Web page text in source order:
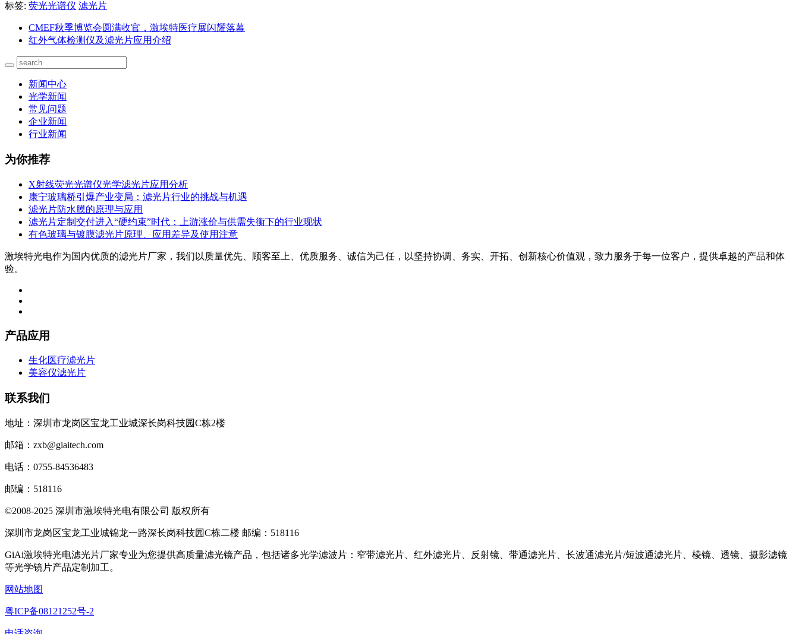
标签: 荧光光谱仪 滤光片
CMEF秋季博览会圆满收官，激埃特医疗展闪耀落幕
红外气体检测仪及滤光片应用介绍
新闻中心
光学新闻
常见问题
企业新闻
行业新闻
为你推荐
X射线荧光光谱仪光学滤光片应用分析
康宁玻璃桥引爆产业变局：滤光片行业的挑战与机遇
滤光片防水膜的原理与应用
滤光片定制交付进入“硬约束”时代：上游涨价与供需失衡下的行业现状
有色玻璃与镀膜滤光片原理、应用差异及使用注意
激埃特光电作为国内优质的滤光片厂家，我们以质量优先、顾客至上、优质服务、诚信为己任，以坚持协调、务实、开拓、创新核心价值观，致力服务于每一位客户，提供卓越的产品和体
验。
产品应用
生化医疗滤光片
美容仪滤光片
联系我们
地址：深圳市龙岗区宝龙工业城深长岗科技园C栋2楼
邮箱：zxb@giaitech.com
电话：0755-84536483
邮编：518116
©2008-2025 深圳市激埃特光电有限公司 版权所有
深圳市龙岗区宝龙工业城锦龙一路深长岗科技园C栋二楼 邮编：518116
GiAi激埃特光电滤光片厂家专业为您提供高质量滤光镜产品，包括诸多光学滤波片：窄带滤光片、红外滤光片、反射镜、带通滤光片、长波通滤光片/短波通滤光片、棱镜、透镜、摄影滤镜
等光学镜片产品定制加工。
网站地图
粤ICP备08121252号-2